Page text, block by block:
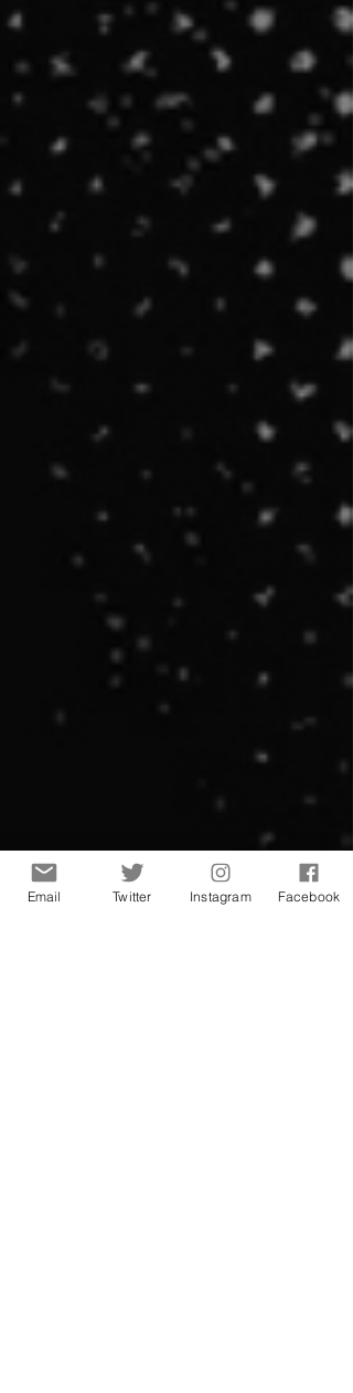
Email Twitter Instagram Facebook